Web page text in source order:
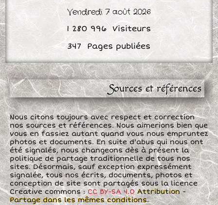
Vendredi 7 août 2026
Sources et références
Nous citons toujours avec respect et correction
nos sources et références. Nous aimerions bien que
vous en fassiez autant quand vous nous empruntez
photos et documents. En suite d'abus qui nous ont
été signalés, nous changeons dès à présent la
politique de partage traditionnelle de tous nos
sites. Désormais, sauf exception expressément
signalée, tous nos écrits, documents, photos et
conception de site sont partagés sous la licence
Creative commons :CC BY-SA 4.0Attribution -
Partage dans les mêmes conditions.